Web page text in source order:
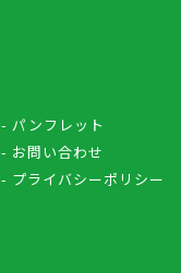
- パンフレット
- お問い合わせ
- プライバシーポリシー